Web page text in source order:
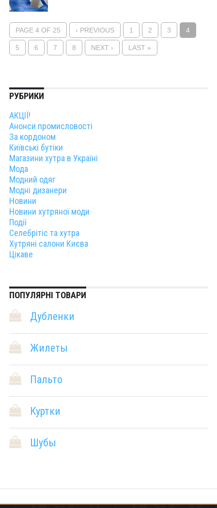
PAGE 4 OF 25 ‹ PREVIOUS 1 2 3 4
5 6 7 8 NEXT › LAST »
РУБРИКИ
АКЦІЇ!
Анонси промисловості
За кордоном
Київські бутіки
Магазини хутра в Україні
Мода
Модний одяг
Модні дизанери
Новини
Новини хутряної моди
Події
Селебрітіс та хутра
Хутряні салони Києва
Цікаве
ПОПУЛЯРНІ ТОВАРИ
Дубленки
Жилеты
Пальто
Куртки
Шубы